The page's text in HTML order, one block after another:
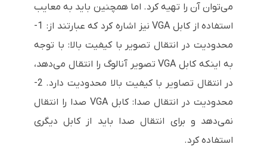
می‌توان آن را تهیه کرد. اما همچنین باید به معایب
استفاده از کابل VGA نیز اشاره کرد که عبارتند از: 1-
محدودیت در انتقال تصویر با کیفیت بالا: با توجه
به اینکه کابل VGA تصویر آنالوگ را انتقال می‌دهد،
در انتقال تصاویر با کیفیت بالا محدودیت دارد. 2-
محدودیت در انتقال صدا: کابل VGA صدا را انتقال
نمی‌دهد و برای انتقال صدا باید از کابل دیگری
استفاده کرد.